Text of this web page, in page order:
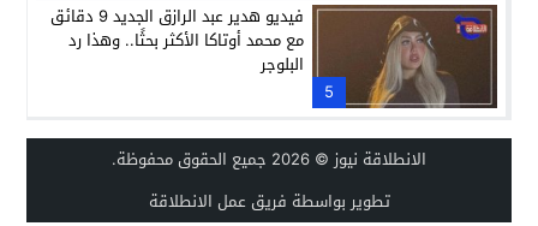
5
فيديو هدير عبد الرازق الجديد 9 دقائق
مع محمد أوتاكا الأكثر بحثًا.. وهذا رد
البلوجر
الانطلاقة نيوز© 2026 جميع الحقوق محفوظة.
تطوير بواسطة فريق عمل الانطلاقة